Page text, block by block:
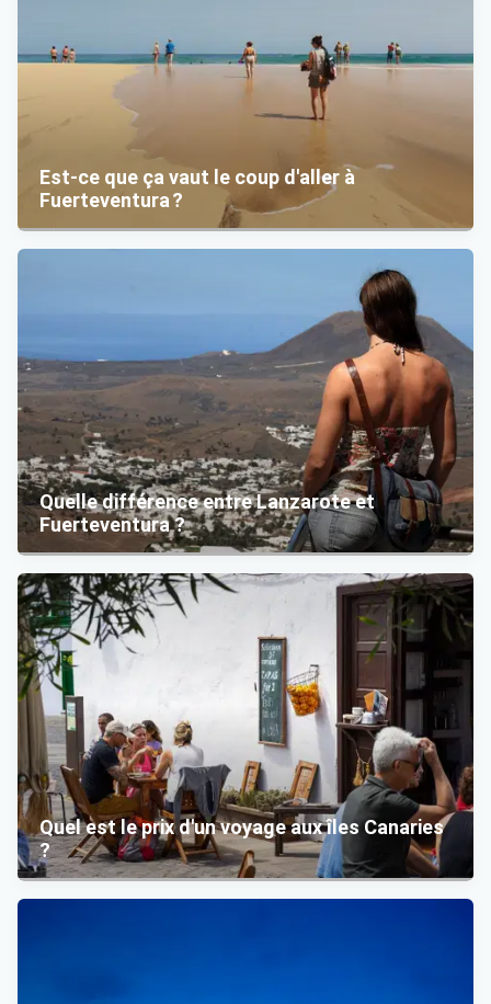
Est-ce que ça vaut le coup d'aller à
Fuerteventura ?
Quelle différence entre Lanzarote et
Fuerteventura ?
Quel est le prix d'un voyage aux îles Canaries
?